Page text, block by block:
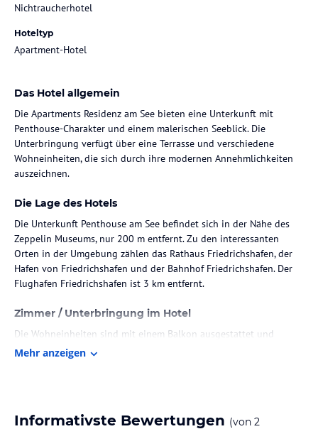
Nichtraucherhotel
Hoteltyp
Apartment-Hotel
Das Hotel allgemein
Die Apartments Residenz am See bieten eine Unterkunft mit
Penthouse-Charakter und einem malerischen Seeblick. Die
Unterbringung verfügt über eine Terrasse und verschiedene
Wohneinheiten, die sich durch ihre modernen Annehmlichkeiten
auszeichnen.
Die Lage des Hotels
Die Unterkunft Penthouse am See befindet sich in der Nähe des
Zeppelin Museums, nur 200 m entfernt. Zu den interessanten
Orten in der Umgebung zählen das Rathaus Friedrichshafen, der
Hafen von Friedrichshafen und der Bahnhof Friedrichshafen. Der
Flughafen Friedrichshafen ist 3 km entfernt.
Zimmer / Unterbringung im Hotel
Die Wohneinheiten sind mit einem Balkon ausgestattet und
bieten zudem Seeblick. Zu den Annehmlichkeiten zählen eine
Gastronomie im Hotel
Mehr anzeigen
Informativste Bewertungen (von 2